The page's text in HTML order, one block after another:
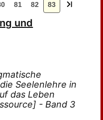
81 82 83
und
Seelenlehre in
das Leben
- Band 3